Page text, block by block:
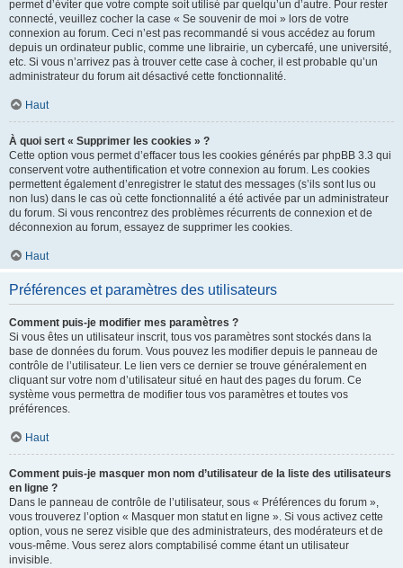
permet d’éviter que votre compte soit utilisé par quelqu’un d’autre. Pour rester
connecté, veuillez cocher la case « Se souvenir de moi » lors de votre
connexion au forum. Ceci n’est pas recommandé si vous accédez au forum
depuis un ordinateur public, comme une librairie, un cybercafé, une université,
etc. Si vous n’arrivez pas à trouver cette case à cocher, il est probable qu’un
administrateur du forum ait désactivé cette fonctionnalité.
Haut
À quoi sert « Supprimer les cookies » ?
Cette option vous permet d’effacer tous les cookies générés par phpBB 3.3 qui
conservent votre authentification et votre connexion au forum. Les cookies
permettent également d’enregistrer le statut des messages (s’ils sont lus ou
non lus) dans le cas où cette fonctionnalité a été activée par un administrateur
du forum. Si vous rencontrez des problèmes récurrents de connexion et de
déconnexion au forum, essayez de supprimer les cookies.
Haut
Préférences et paramètres des utilisateurs
Comment puis-je modifier mes paramètres ?
Si vous êtes un utilisateur inscrit, tous vos paramètres sont stockés dans la
base de données du forum. Vous pouvez les modifier depuis le panneau de
contrôle de l’utilisateur. Le lien vers ce dernier se trouve généralement en
cliquant sur votre nom d’utilisateur situé en haut des pages du forum. Ce
système vous permettra de modifier tous vos paramètres et toutes vos
préférences.
Haut
Comment puis-je masquer mon nom d’utilisateur de la liste des utilisateurs
en ligne ?
Dans le panneau de contrôle de l’utilisateur, sous « Préférences du forum »,
vous trouverez l’option « Masquer mon statut en ligne ». Si vous activez cette
option, vous ne serez visible que des administrateurs, des modérateurs et de
vous-même. Vous serez alors comptabilisé comme étant un utilisateur
invisible.